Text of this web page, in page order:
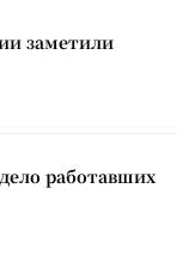
заметили
работавших